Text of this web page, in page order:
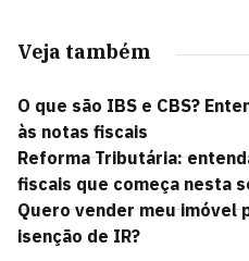
Veja também
O que são IBS e CBS?
às notas fiscais
Reforma Tributária:
fiscais que começa nesta
Quero vender meu imóvel
isenção de IR?